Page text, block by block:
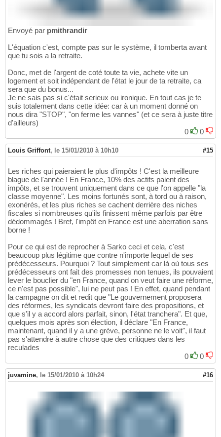
Envoyé par pmithrandir
L'équation c'est, compte pas sur le système, il tomberta avant
que tu sois a la retraite.
Donc, met de l'argent de coté toute ta vie, achete vite un
logement et soit indépendant de l'état le jour de ta retraite, ca
sera que du bonus...
Je ne sais pas si c'était serieux ou ironique. En tout cas je te
suis totalement dans cette idée: car à un moment donné on
nous dira "STOP", "on ferme les vannes" (et ce sera à juste titre
d'ailleurs)
0
0
Louis Griffont, le 15/01/2010 à 10h10 #15
Les riches qui paieraient le plus d'impôts ! C'est la meilleure
blague de l'année ! En France, 10% des actifs paient des
impôts, et se trouvent uniquement dans ce que l'on appelle "la
classe moyenne". Les moins fortunés sont, à tord ou à raison,
exonérés, et les plus riches se cachent derrière des niches
fiscales si nombreuses qu'ils finissent même parfois par être
dédommagés ! Bref, l'impôt en France est une aberration sans
borne !
Pour ce qui est de reprocher à Sarko ceci et cela, c'est
beaucoup plus légitime que contre n'importe lequel de ses
prédécesseurs. Pourquoi ? Tout simplement car là où tous ses
prédécesseurs ont fait des promesses non tenues, ils pouvaient
lever le bouclier du "en France, quand on veut faire une réforme,
ce n'est pas possible", lui ne peut pas ! En effet, quand pendant
la campagne on dit et redit que "Le gouvernement proposera
des réformes, les syndicats devront faire des propositions, et
que s'il y a accord alors parfait, sinon, l'état tranchera". Et que,
quelques mois après son élection, il déclare "En France,
maintenant, quand il y a une grève, personne ne le voit", il faut
pas s'attendre à autre chose que des critiques dans les
reculades
0
0
juvamine, le 15/01/2010 à 10h24 #16